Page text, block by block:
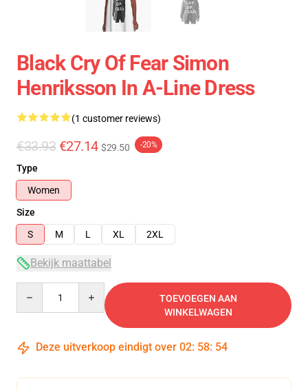
Black Cry Of Fear Simon
Henriksson In A-Line Dress
(1 customer reviews)
€33.93 €27.14 $29.50 -20%
Type
Women
Size
S
M L XL 2XL
Bekijk maattabel
TOEVOEGEN AAN
WINKELWAGEN
Deze uitverkoop eindigt over 02: 58: 54